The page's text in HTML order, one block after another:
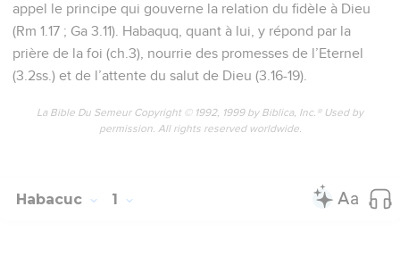
appel le principe qui gouverne la relation du fidèle à Dieu
(Rm 1.17 ; Ga 3.11). Habaquq, quant à lui, y répond par la
prière de la foi (ch.3), nourrie des promesses de l’Eternel
(3.2ss.) et de l’attente du salut de Dieu (3.16-19).
La Bible Du Semeur Copyright © 1992, 1999 by Biblica, Inc.® Used by
permission. All rights reserved worldwide.
Habacuc 1